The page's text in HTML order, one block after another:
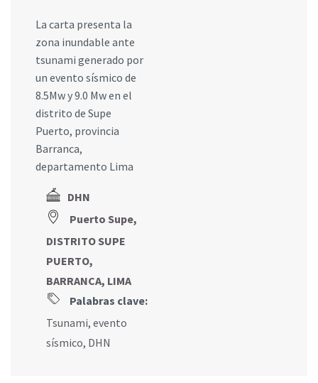
La carta presenta la
zona inundable ante
tsunami generado por
un evento sísmico de
8.5Mw y 9.0 Mw en el
distrito de Supe
Puerto, provincia
Barranca,
departamento Lima
DHN
Puerto Supe,
DISTRITO SUPE
PUERTO,
BARRANCA, LIMA
Palabras clave:
Tsunami, evento
sísmico, DHN